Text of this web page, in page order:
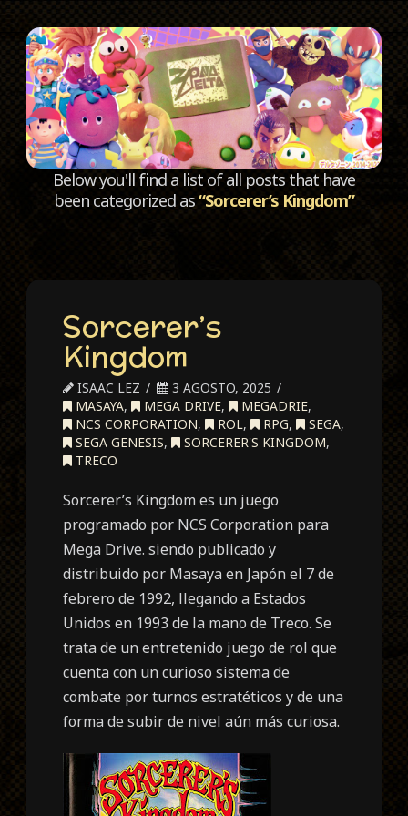
Below you'll find a list of all posts that have
been categorized as“Sorcerer’s Kingdom”
Sorcerer’s
Kingdom
ISAAC LEZ
3 AGOSTO, 2025
MASAYA, MEGA DRIVE, MEGADRIE,
NCS CORPORATION, ROL, RPG, SEGA,
SEGA GENESIS, SORCERER'S KINGDOM,
TRECO
Sorcerer’s Kingdom es un juego
programado por NCS Corporation para
Mega Drive. siendo publicado y
distribuido por Masaya en Japón el 7 de
febrero de 1992, llegando a Estados
Unidos en 1993 de la mano de Treco. Se
trata de un entretenido juego de rol que
cuenta con un curioso sistema de
combate por turnos estratéticos y de una
forma de subir de nivel aún más curiosa.